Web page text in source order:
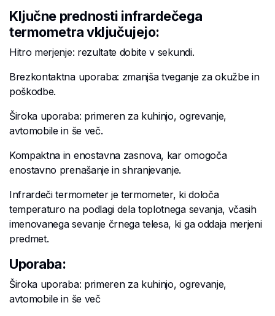
Ključne prednosti infrardečega
termometra vključujejo:
Hitro merjenje: rezultate dobite v sekundi.
Brezkontaktna uporaba: zmanjša tveganje za okužbe in
poškodbe.
Široka uporaba: primeren za kuhinjo, ogrevanje,
avtomobile in še več.
Kompaktna in enostavna zasnova, kar omogoča
enostavno prenašanje in shranjevanje.
Infrardeči termometer je termometer, ki določa
temperaturo na podlagi dela toplotnega sevanja, včasih
imenovanega sevanje črnega telesa, ki ga oddaja merjeni
predmet.
Uporaba:
Široka uporaba: primeren za kuhinjo, ogrevanje,
avtomobile in še več